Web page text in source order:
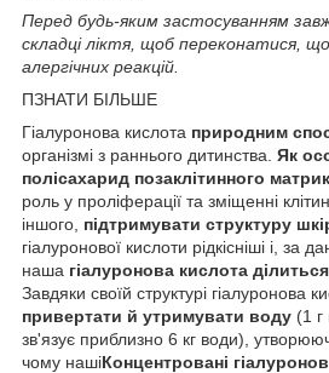
Перед будь-яким застосуванням
складці ліктя, щоб переконатися,
алергічних реакцій.
ПЗНАТИ БІЛЬШЕ
Гіалуронова кислота природним
організмі з раннього дитинства. Як
полісахарид позаклітинного
роль у проліферації та зміщенні
іншого, підтримувати структуру
гіалуронової кислоти рідкісніші і, за
наша гіалуронова кислота
Завдяки своїй структурі гіалуронова
привертати й утримувати воду (1 г
зв'язує приблизно 6 кг води),
чому нашіКонцентровані